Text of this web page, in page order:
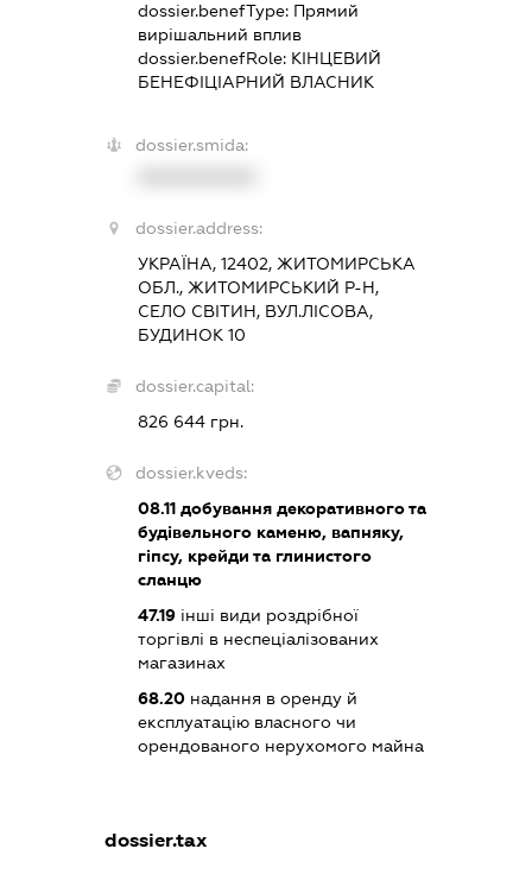
dossier.benefType: Прямий
вирішальний вплив
dossier.benefRole: КІНЦЕВИЙ
БЕНЕФІЦІАРНИЙ ВЛАСНИК
dossier.smida:
dossier.address:
УКРАЇНА, 12402, ЖИТОМИРСЬКА
ОБЛ., ЖИТОМИРСЬКИЙ Р-Н,
СЕЛО СВІТИН, ВУЛ.ЛІСОВА,
БУДИНОК 10
dossier.capital:
826 644 грн.
dossier.kveds:
08.11добування декоративного та
будівельного каменю, вапняку,
гіпсу, крейди та глинистого
сланцю
47.19інші види роздрібної
торгівлі в неспеціалізованих
магазинах
68.20надання в оренду й
експлуатацію власного чи
орендованого нерухомого майна
dossier.tax